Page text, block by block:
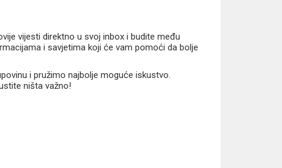
vijesti direktno u svoj inbox i budite među
i savjetima koji će vam pomoći da bolje
i pružimo najbolje moguće iskustvo.
ništa važno!